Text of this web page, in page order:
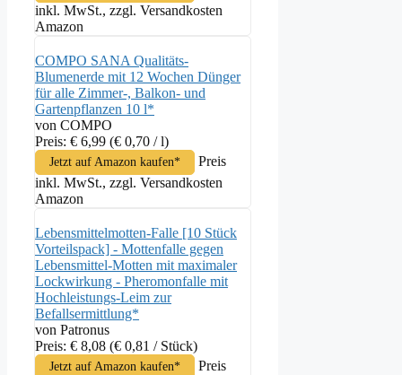
inkl. MwSt., zzgl. Versandkosten
Amazon
COMPO SANA Qualitäts-
Blumenerde mit 12 Wochen Dünger
für alle Zimmer-, Balkon- und
Gartenpflanzen 10 l*
von COMPO
Preis: € 6,99 (€ 0,70 / l)
Jetzt auf Amazon kaufen*
Preis
inkl. MwSt., zzgl. Versandkosten
Amazon
Lebensmittelmotten-Falle [10 Stück
Vorteilspack] - Mottenfalle gegen
Lebensmittel-Motten mit maximaler
Lockwirkung - Pheromonfalle mit
Hochleistungs-Leim zur
Befallsermittlung*
von Patronus
Preis: € 8,08 (€ 0,81 / Stück)
Jetzt auf Amazon kaufen*
Preis